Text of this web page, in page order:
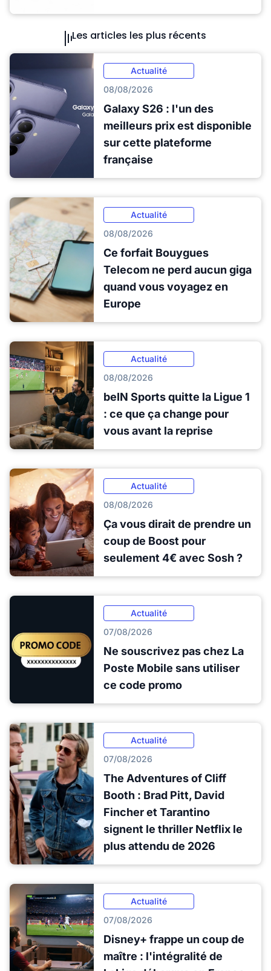
Les articles les plus récents
Actualité
08/08/2026
Galaxy S26 : l'un des
meilleurs prix est disponible
sur cette plateforme
française
Actualité
08/08/2026
Ce forfait Bouygues
Telecom ne perd aucun giga
quand vous voyagez en
Europe
Actualité
08/08/2026
beIN Sports quitte la Ligue 1
: ce que ça change pour
vous avant la reprise
Actualité
08/08/2026
Ça vous dirait de prendre un
coup de Boost pour
seulement 4€ avec Sosh ?
Actualité
07/08/2026
Ne souscrivez pas chez La
Poste Mobile sans utiliser
ce code promo
Actualité
07/08/2026
The Adventures of Cliff
Booth : Brad Pitt, David
Fincher et Tarantino
signent le thriller Netflix le
plus attendu de 2026
Actualité
07/08/2026
Disney+ frappe un coup de
maître : l'intégralité de